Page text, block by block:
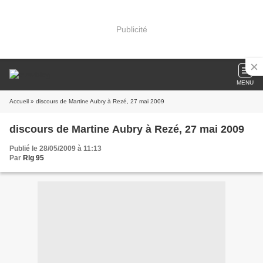
Publicité
MENU
Accueil » discours de Martine Aubry à Rezé, 27 mai 2009
discours de Martine Aubry à Rezé, 27 mai 2009
Publié le 28/05/2009 à 11:13
Par Rlg 95